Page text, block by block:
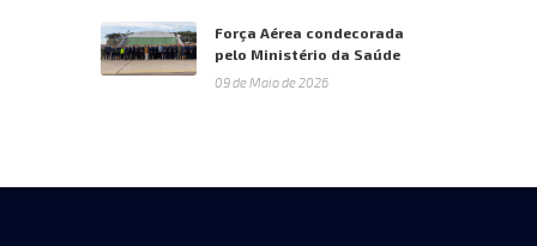
Força Aérea condecorada
pelo Ministério da Saúde
09 de Maio de 2026